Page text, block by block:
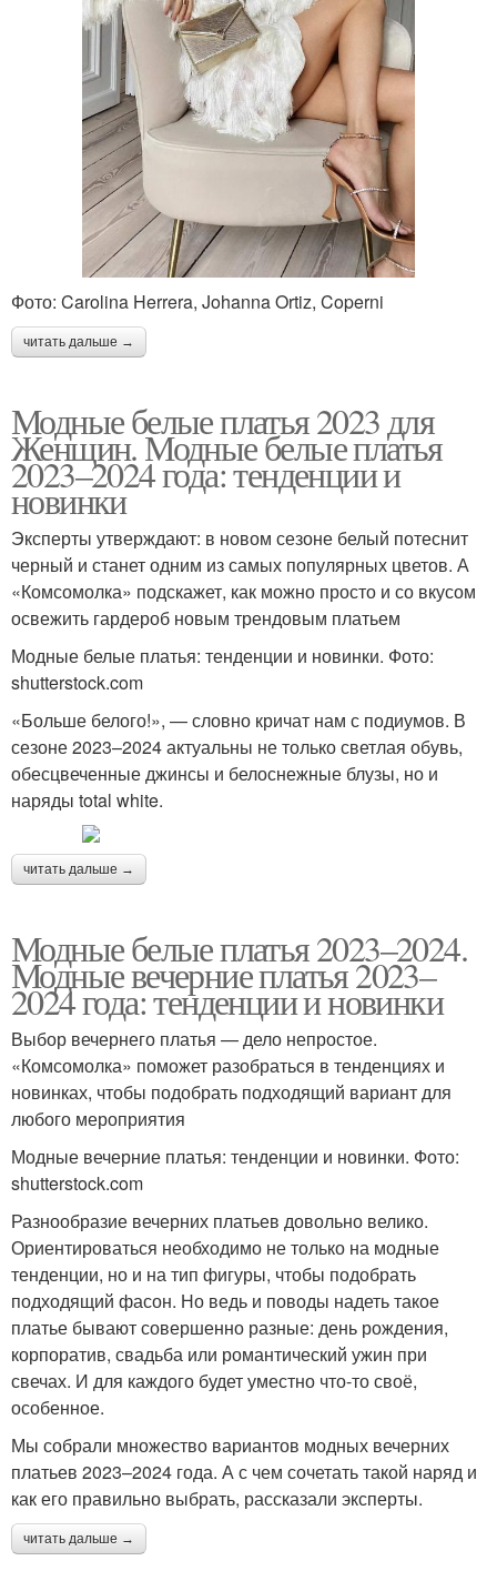
Фото: Carolina Herrera, Johanna Ortiz, Coperni
читать дальше →
Модные белые платья 2023 для
Женщин. Модные белые платья
2023–2024 года: тенденции и
новинки
Эксперты утверждают: в новом сезоне белый потеснит
черный и станет одним из самых популярных цветов. А
«Комсомолка» подскажет, как можно просто и со вкусом
освежить гардероб новым трендовым платьем
Модные белые платья: тенденции и новинки. Фото:
shutterstock.com
«Больше белого!», — словно кричат нам с подиумов. В
сезоне 2023–2024 актуальны не только светлая обувь,
обесцвеченные джинсы и белоснежные блузы, но и
наряды total white.
читать дальше →
Модные белые платья 2023–2024.
Модные вечерние платья 2023–
2024 года: тенденции и новинки
Выбор вечернего платья — дело непростое.
«Комсомолка» поможет разобраться в тенденциях и
новинках, чтобы подобрать подходящий вариант для
любого мероприятия
Модные вечерние платья: тенденции и новинки. Фото:
shutterstock.com
Разнообразие вечерних платьев довольно велико.
Ориентироваться необходимо не только на модные
тенденции, но и на тип фигуры, чтобы подобрать
подходящий фасон. Но ведь и поводы надеть такое
платье бывают совершенно разные: день рождения,
корпоратив, свадьба или романтический ужин при
свечах. И для каждого будет уместно что-то своё,
особенное.
Мы собрали множество вариантов модных вечерних
платьев 2023–2024 года. А с чем сочетать такой наряд и
как его правильно выбрать, рассказали эксперты.
читать дальше →